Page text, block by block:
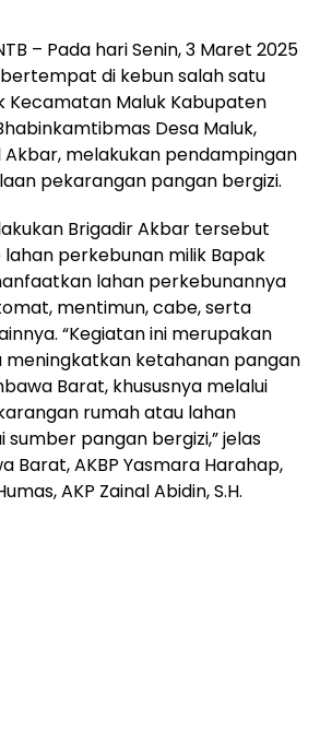
– Pada hari Senin, 3 Maret 2025
bertempat di kebun salah satu
Kecamatan Maluk Kabupaten
Desa Maluk,
Akbar, melakukan pendampingan
pekarangan pangan bergizi.
Brigadir Akbar tersebut
perkebunan milik Bapak
lahan perkebunannya
mentimun, cabe, serta
“Kegiatan ini merupakan
meningkatkan ketahanan pangan
Barat, khususnya melalui
rumah atau lahan
pangan bergizi,” jelas
Barat, AKBP Yasmara Harahap,
AKP Zainal Abidin, S.H.